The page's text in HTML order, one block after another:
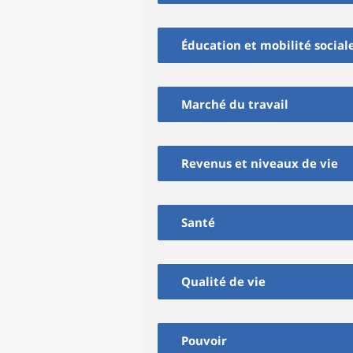
Éducation et mobilité
Marché du travail
Revenus et niveaux de vie
Santé
Qualité de vie
Pouvoir